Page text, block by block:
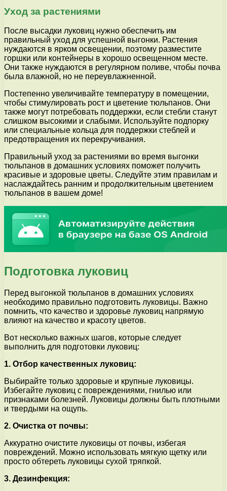
Уход за растениями
После высадки луковиц нужно обеспечить им
правильный уход для успешной выгонки. Растения
нуждаются в ярком освещении, поэтому разместите
горшки или контейнеры в хорошо освещенном месте.
Они также нуждаются в регулярном поливе, чтобы почва
была влажной, но не переувлажненной.
Постепенно увеличивайте температуру в помещении,
чтобы стимулировать рост и цветение тюльпанов. Они
также могут потребовать поддержки, если стебли станут
слишком высокими и слабыми. Используйте подпорку
или специальные кольца для поддержки стеблей и
предотвращения их перекручивания.
Правильный уход за растениями во время выгонки
тюльпанов в домашних условиях поможет получить
красивые и здоровые цветы. Следуйте этим правилам и
наслаждайтесь ранним и продолжительным цветением
тюльпанов в вашем доме!
Подготовка луковиц
Перед выгонкой тюльпанов в домашних условиях
необходимо правильно подготовить луковицы. Важно
помнить, что качество и здоровье луковиц напрямую
влияют на качество и красоту цветов.
Вот несколько важных шагов, которые следует
выполнить для подготовки луковиц:
1. Отбор качественных луковиц:
Выбирайте только здоровые и крупные луковицы.
Избегайте луковиц с повреждениями, гнилью или
признаками болезней. Луковицы должны быть плотными
и твердыми на ощупь.
2. Очистка от почвы:
Аккуратно очистите луковицы от почвы, избегая
повреждений. Можно использовать мягкую щетку или
просто обтереть луковицы сухой тряпкой.
3. Дезинфекция: